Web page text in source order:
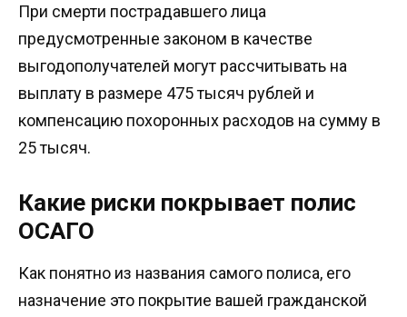
При смерти пострадавшего лица
предусмотренные законом в качестве
выгодополучателей могут рассчитывать на
выплату в размере 475 тысяч рублей и
компенсацию похоронных расходов на сумму в
25 тысяч.
Какие риски покрывает полис
ОСАГО
Как понятно из названия самого полиса, его
назначение это покрытие вашей гражданской